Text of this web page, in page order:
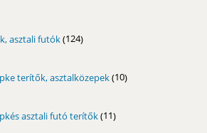
asztali futók 124
termék
terítők, asztalközepek 10
termék
asztali futó terítők 11
termék